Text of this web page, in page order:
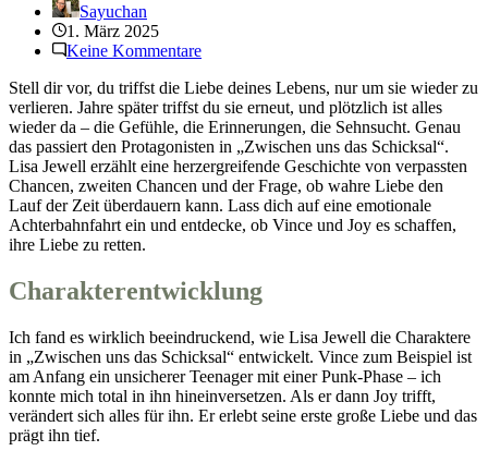
Sayuchan
1. März 2025
Keine Kommentare
Stell dir vor, du triffst die Liebe deines Lebens, nur um sie wieder zu
verlieren. Jahre später triffst du sie erneut, und plötzlich ist alles
wieder da – die Gefühle, die Erinnerungen, die Sehnsucht. Genau
das passiert den Protagonisten in „Zwischen uns das Schicksal“.
Lisa Jewell erzählt eine herzergreifende Geschichte von verpassten
Chancen, zweiten Chancen und der Frage, ob wahre Liebe den
Lauf der Zeit überdauern kann. Lass dich auf eine emotionale
Achterbahnfahrt ein und entdecke, ob Vince und Joy es schaffen,
ihre Liebe zu retten.
Charakterentwicklung
Ich fand es wirklich beeindruckend, wie Lisa Jewell die Charaktere
in „Zwischen uns das Schicksal“ entwickelt. Vince zum Beispiel ist
am Anfang ein unsicherer Teenager mit einer Punk-Phase – ich
konnte mich total in ihn hineinversetzen. Als er dann Joy trifft,
verändert sich alles für ihn. Er erlebt seine erste große Liebe und das
prägt ihn tief.